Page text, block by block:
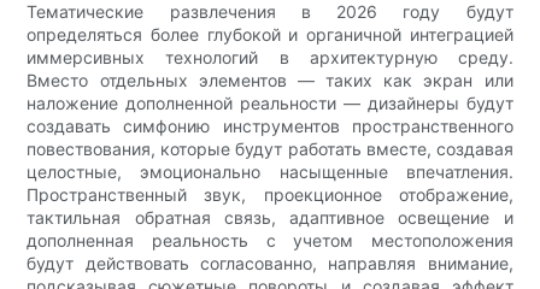
Тематические развлечения в 2026 году будут
определяться более глубокой и органичной интеграцией
иммерсивных технологий в архитектурную среду.
Вместо отдельных элементов — таких как экран или
наложение дополненной реальности — дизайнеры будут
создавать симфонию инструментов пространственного
повествования, которые будут работать вместе, создавая
целостные, эмоционально насыщенные впечатления.
Пространственный звук, проекционное отображение,
тактильная обратная связь, адаптивное освещение и
дополненная реальность с учетом местоположения
будут действовать согласованно, направляя внимание,